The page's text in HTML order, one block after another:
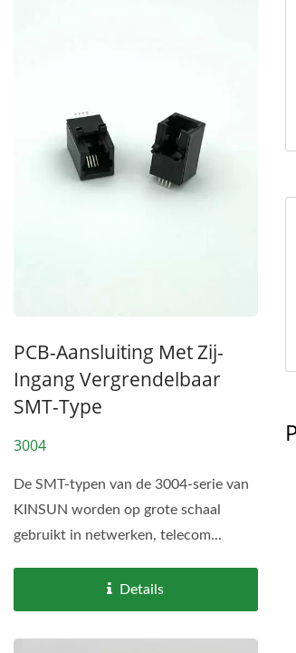
PCB-Aansluiting Met Zij-
Ingang Vergrendelbaar
SMT-Type
3004
De SMT-typen van de 3004-serie van
KINSUN worden op grote schaal
gebruikt in netwerken, telecom...
Details